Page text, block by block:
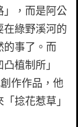
」，而是阿公
在綠野溪河的
的事了。而
植制所」
作作品，他
捻花惹草」